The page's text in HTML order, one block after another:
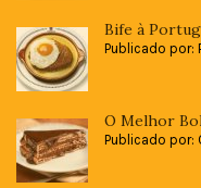
Bife à
Publicado por:
O Melhor
Publicado por: